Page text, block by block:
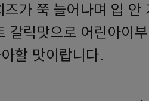
즈가 쭉 늘어나며 입 안
갈릭맛으로 어린아이
할 맛이랍니다.